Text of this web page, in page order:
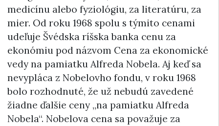
medicínu alebo fyziológiu, za literatúru, za
mier. Od roku 1968 spolu s týmito cenami
udeľuje Švédska ríšska banka cenu za
ekonómiu pod názvom Cena za ekonomické
vedy na pamiatku Alfreda Nobela. Aj keď sa
nevypláca z Nobelovho fondu, v roku 1968
bolo rozhodnuté, že už nebudú zavedené
žiadne ďalšie ceny „na pamiatku Alfreda
Nobela“. Nobelova cena sa považuje za